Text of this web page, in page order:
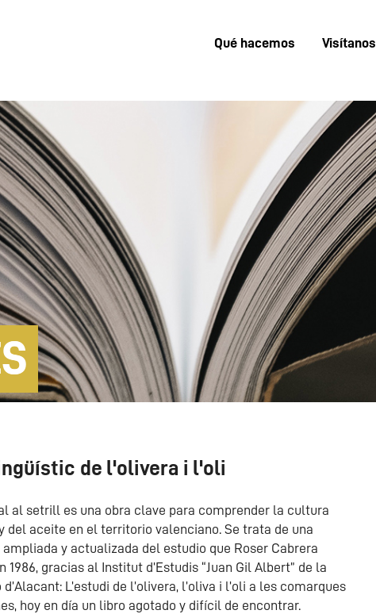
Menú
Qué hacemos Visítanos
de l'olivera i l'oli
al setrill es una obra clave para comprender la cultura
del aceite en el territorio valenciano. Se trata de una
y actualizada del estudio que Roser Cabrera
1986, gracias al Institut d’Estudis “Juan Gil Albert” de la
L’estudi de l’olivera, l’oliva i l’oli a les comarques
hoy en día un libro agotado y difícil de encontrar.